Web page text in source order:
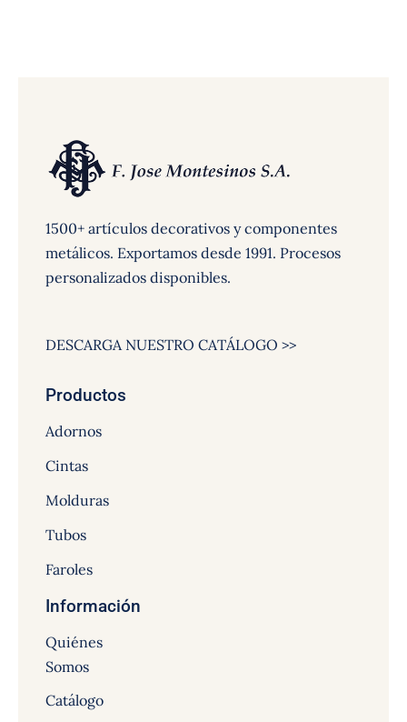
1500+ artículos decorativos y componentes
metálicos. Exportamos desde 1991. Procesos
personalizados disponibles.
DESCARGA NUESTRO CATÁLOGO >>
Productos
Adornos
Cintas
Molduras
Tubos
Faroles
Información
Quiénes
Somos
Catálogo